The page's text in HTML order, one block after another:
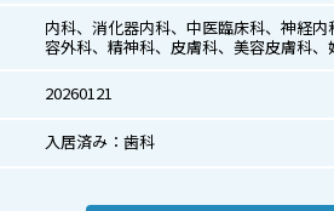
内科、消化器内科、中医臨床科、神経
容外科、精神科、皮膚科、美容皮膚科
20260121
入居済み：歯科